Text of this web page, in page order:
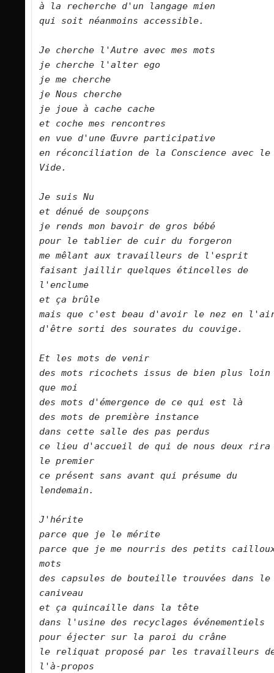
à la recherche d'un langage mien
qui soit néanmoins accessible.
Je cherche l'Autre avec mes mots
je cherche l'alter ego
je me cherche
je Nous cherche
je joue à cache cache
et coche mes rencontres
en vue d'une Œuvre participative
en réconciliation de la Conscience avec le
Vide.
Je suis Nu
et dénué de soupçons
je rends mon bavoir de gros bébé
pour le tablier de cuir du forgeron
me mêlant aux travailleurs de l'esprit
faisant jaillir quelques étincelles de
l'enclume
et ça brûle
mais que c'est beau d'avoir le nez en
d'être sorti des sourates du
Et les mots de venir
des mots ricochets issus de bien plus loin
que moi
des mots d'émergence de ce qui est là
des mots de première instance
dans cette salle des pas perdus
ce lieu d'accueil de qui de nous deux rira
le premier
ce présent sans avant qui présume du
lendemain.
J'hérite
parce que je le mérite
parce que je me nourris des petits
mots
des capsules de bouteille trouvées dans le
caniveau
et ça quincaille dans la tête
dans l'usine des recyclages
pour éjecter sur la paroi du crâne
le reliquat proposé par les travailleurs
l'à-propos